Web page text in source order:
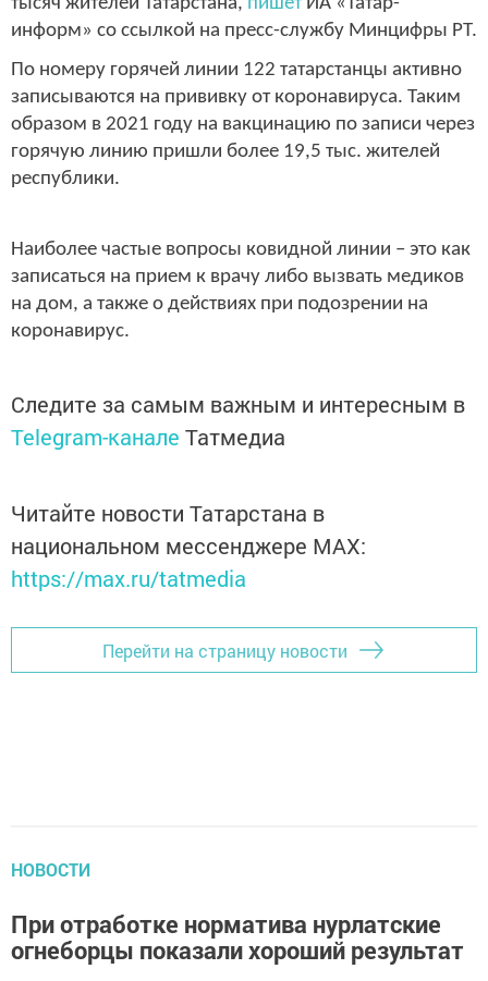
информ» со ссылкой на пресс-службу Минцифры РТ.
По номеру горячей линии 122 татарстанцы активно
записываются на прививку от коронавируса. Таким
образом в 2021 году на вакцинацию по записи через
горячую линию пришли более 19,5 тыс. жителей
республики.
Наиболее частые вопросы ковидной линии – это как
записаться на прием к врачу либо вызвать медиков
на дом, а также о действиях при подозрении на
коронавирус.
Следите за самым важным и интересным в
Telegram-канале Татмедиа
Читайте новости Татарстана в
национальном мессенджере MАХ:
https://max.ru/tatmedia
Перейти на страницу новости
НОВОСТИ
При отработке норматива нурлатские
огнеборцы показали хороший результат